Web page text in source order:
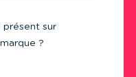
présent sur
?